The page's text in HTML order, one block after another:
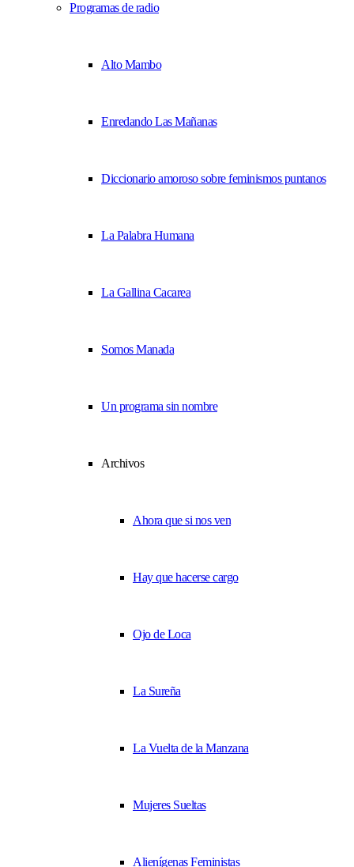
Programas de radio
Alto Mambo
Enredando Las Mañanas
Diccionario amoroso sobre feminismos puntanos
La Palabra Humana
La Gallina Cacarea
Somos Manada
Un programa sin nombre
Archivos
Ahora que si nos ven
Hay que hacerse cargo
Ojo de Loca
La Sureña
La Vuelta de la Manzana
Mujeres Sueltas
Alienígenas Feministas